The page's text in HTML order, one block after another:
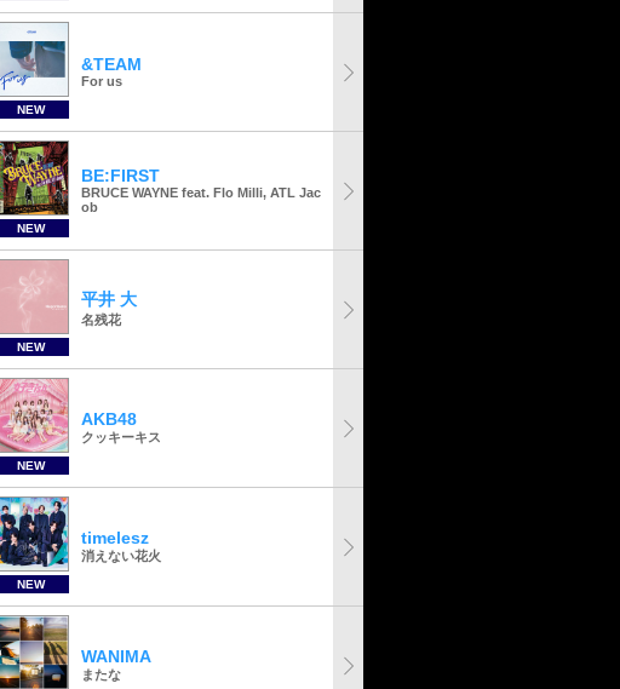
NEW
&TEAM
For us
NEW
BE:FIRST
BRUCE WAYNE feat. Flo Milli, ATL Jac
ob
NEW
平井 大
名残花
NEW
AKB48
クッキーキス
NEW
timelesz
消えない花火
WANIMA
またな